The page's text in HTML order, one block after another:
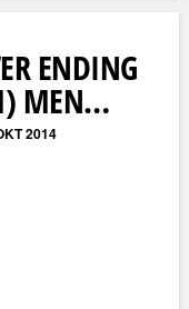
ENDING
MEN…
2014